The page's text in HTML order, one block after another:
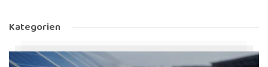
Kategorien